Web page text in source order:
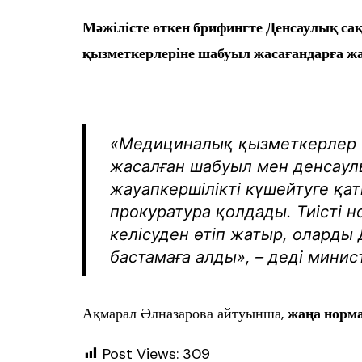
Мәжілісте өткен брифингте Денсаулық
қызметкерлеріне шабуыл жасағандарға
«Медициналық қызметкерлер
жасалған шабуыл мен
жауапкершілікті күшейтуге
прокуратура қолдады. Тиісті
келісуден өтіп жатыр, оларды
бастамаға алды», – деді
Ақмарал Әлназарова айтуынша, жаңа
Post Views: 309